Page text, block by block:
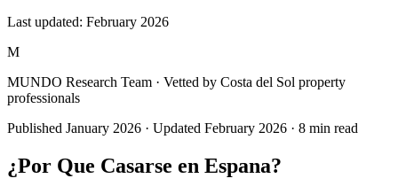
Last updated: February 2026
M
MUNDO Research Team · Vetted by Costa del Sol property
professionals
Published January 2026 · Updated February 2026 · 8 min read
¿Por Que Casarse en Espana?